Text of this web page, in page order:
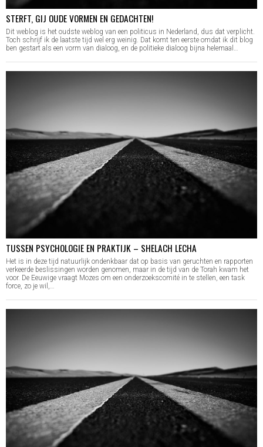
STERFT, GIJ OUDE VORMEN EN GEDACHTEN!
Dit weblog is het oudste weblog van een politicus in Nederland, dus dat verplicht.
Toch schrijf ik de laatste tijd wel erg weinig. Dat komt ten eerste omdat ik dit blog
ben gestart als een vorm van dialoog, en de politieke dialoog bijna helemaal…
TUSSEN PSYCHOLOGIE EN PRAKTIJK – SHELACH LECHA
Het is in deze tijd natuurlijk ondenkbaar dat op basis van geruchten en rapporten
verkeerde beslissingen worden genomen, maar in de tijd van de Torah kwam het
voor. De Eeuwige vraagt Mozes om een onderzoekscomité in te stellen, een task
force, zo je wil,…